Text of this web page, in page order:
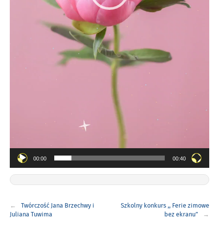
00:00 00:40
wpisu
Twórczość Jana Brzechwy i
Juliana Tuwima
Szkolny konkurs ,, Ferie zimowe
bez ekranu”